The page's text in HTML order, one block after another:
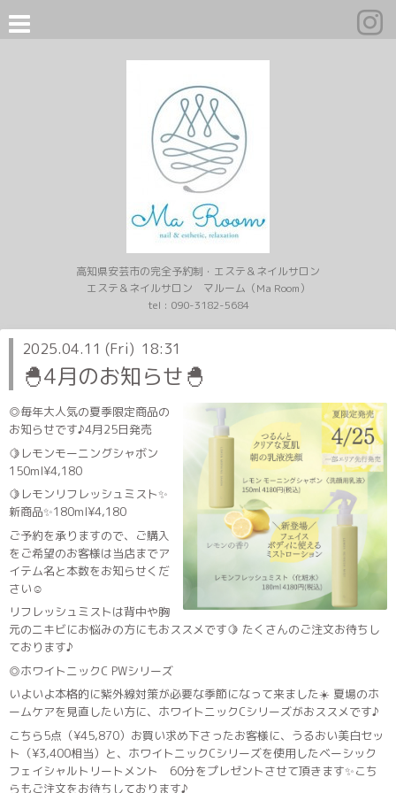
高知県安芸市の完全予約制・エステ＆ネイルサロン
エステ＆ネイルサロン マルーム（Ma Room）
tel : 090-3182-5684
2025.04.11 (Fri) 18:31
🐣4月のお知らせ🐣
◎毎年大人気の夏季限定商品の
お知らせです♪4月25日発売
🍋レモンモーニングシャボン
150ml¥4,180
🍋レモンリフレッシュミスト✨
新商品✨180ml¥4,180
ご予約を承りますので、ご購入
をご希望のお客様は当店までア
イテム名と本数をお知らせくだ
さい☺️
リフレッシュミストは背中や胸
元のニキビにお悩みの方にもおススメです🍋 たくさんのご注文お待ちし
ております♪
◎ホワイトニックC PWシリーズ
いよいよ本格的に紫外線対策が必要な季節になって来ました☀️ 夏場のホ
ームケアを見直したい方に、ホワイトニックCシリーズがおススメです♪
こちら5点（¥45,870）お買い求め下さったお客様に、うるおい美白セッ
ト（¥3,400相当）と、ホワイトニックCシリーズを使用したベーシック
フェイシャルトリートメント 60分をプレゼントさせて頂きます✨こち
らもご注文をお待ちしております♪